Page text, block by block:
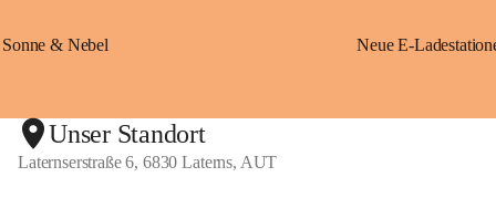
Sonne & Nebel
Unser Standort
Laternserstraße 6, 6830 Laterns, AUT